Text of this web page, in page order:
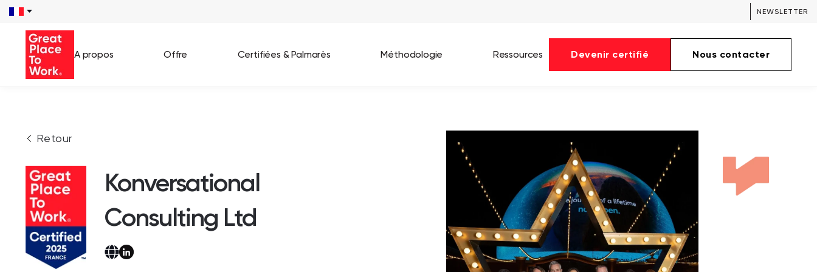
NEWSLETTER
A propos Offre Certifiées & Palmarès
Cas clients
Best Workplaces France 2026
Great Place To Work In Tech 2026
Best Workplaces For Women 2025
Méthodologie Ressources Devenir certifié Nous contacter
Retour
Konversational
Consulting Ltd